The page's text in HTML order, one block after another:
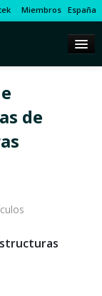
Miembros España
de